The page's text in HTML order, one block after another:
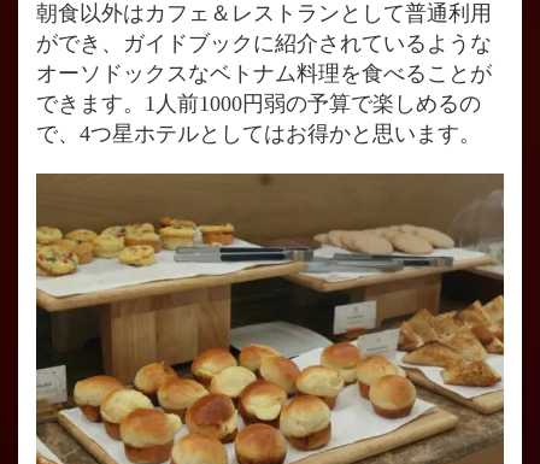
朝食以外はカフェ＆レストランとして普通利用
ができ、ガイドブックに紹介されているような
オーソドックスなベトナム料理を食べることが
できます。1人前1000円弱の予算で楽しめるの
で、4つ星ホテルとしてはお得かと思います。